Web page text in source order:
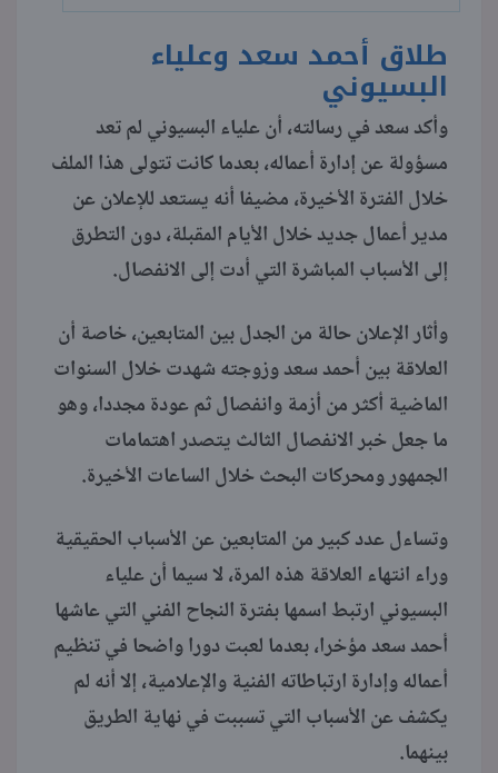
طلاق أحمد سعد وعلياء
البسيوني
وأكد سعد في رسالته، أن علياء البسيوني لم تعد
مسؤولة عن إدارة أعماله، بعدما كانت تتولى هذا الملف
خلال الفترة الأخيرة، مضيفا أنه يستعد للإعلان عن
مدير أعمال جديد خلال الأيام المقبلة، دون التطرق
إلى الأسباب المباشرة التي أدت إلى الانفصال.
وأثار الإعلان حالة من الجدل بين المتابعين، خاصة أن
العلاقة بين أحمد سعد وزوجته شهدت خلال السنوات
الماضية أكثر من أزمة وانفصال ثم عودة مجددا، وهو
ما جعل خبر الانفصال الثالث يتصدر اهتمامات
الجمهور ومحركات البحث خلال الساعات الأخيرة.
وتساءل عدد كبير من المتابعين عن الأسباب الحقيقية
وراء انتهاء العلاقة هذه المرة، لا سيما أن علياء
البسيوني ارتبط اسمها بفترة النجاح الفني التي عاشها
أحمد سعد مؤخرا، بعدما لعبت دورا واضحا في تنظيم
أعماله وإدارة ارتباطاته الفنية والإعلامية، إلا أنه لم
يكشف عن الأسباب التي تسببت في نهاية الطريق
بينهما.